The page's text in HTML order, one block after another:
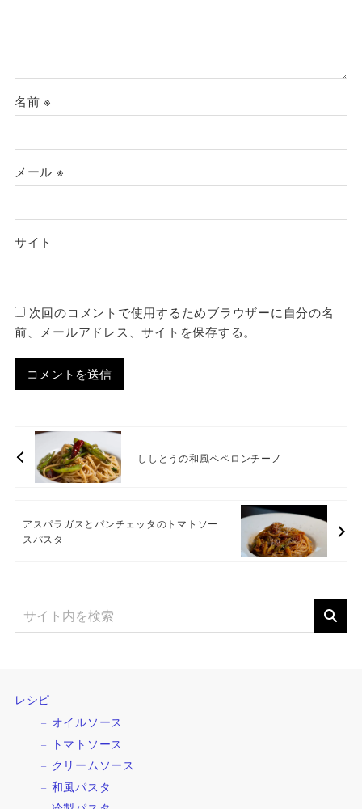
名前※
メール ※
サイト
次回のコメントで使用するためブラウザーに自分の名
前、メールアドレス、サイトを保存する。
ししとうの和風ペペロンチーノ
アスパラガスとパンチェッタのトマトソー
スパスタ
レシピ
オイルソース
トマトソース
クリームソース
和風パスタ